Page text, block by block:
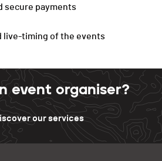
secure payments
live-timing of the events
event organiser?
our services